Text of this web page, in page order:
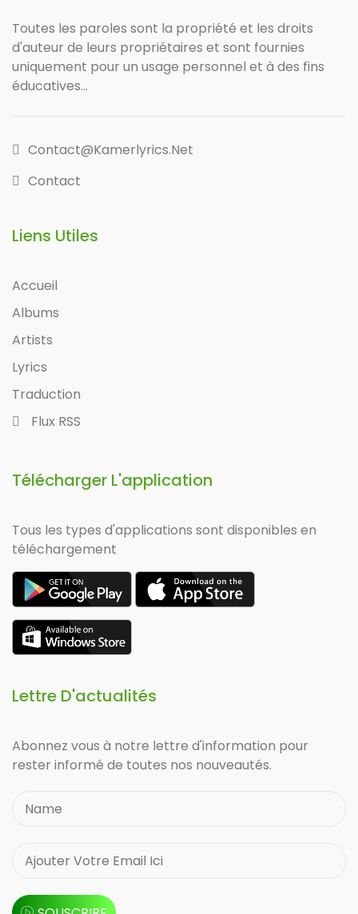
Toutes les paroles sont la propriété et les droits
d'auteur de leurs propriétaires et sont fournies
uniquement pour un usage personnel et à des fins
éducatives...
Contact@kamerlyrics.net
Contact
Liens Utiles
Accueil
Albums
Artists
Lyrics
Traduction
Flux RSS
Télécharger L'application
Tous les types d'applications sont disponibles en
téléchargement
Lettre D'actualités
Abonnez vous à notre lettre d'information pour
rester informé de toutes nos nouveautés.